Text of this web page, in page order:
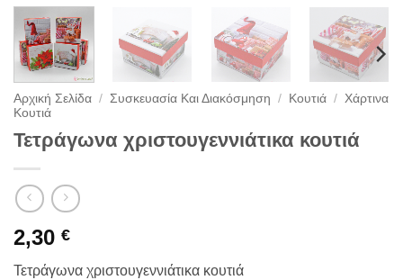
Αρχική Σελίδα / Συσκευασία Και Διακόσμηση / Κουτιά / Χάρτινα
Κουτιά
Τετράγωνα χριστουγεννιάτικα κουτιά
2,30 €
Τετράγωνα χριστουγεννιάτικα κουτιά